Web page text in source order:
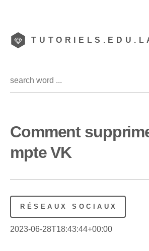
Comment
mpte VK
RÉSEAUX SOCIAUX
2023-06-28T18:43:44+00:00